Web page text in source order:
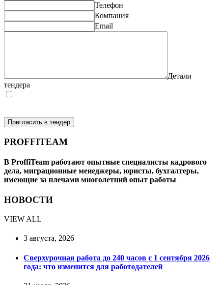
Телефон
Компания
Email
Детали
тендера
Пригласить в тендер
PROFFITEAM
В ProffiTeam работают опытные специалисты кадрового
дела, миграционные менеджеры, юристы, бухгалтеры,
имеющие за плечами многолетний опыт работы
НОВОСТИ
VIEW ALL
3 августа, 2026
Сверхурочная работа до 240 часов с 1 сентября 2026
года: что изменится для работодателей